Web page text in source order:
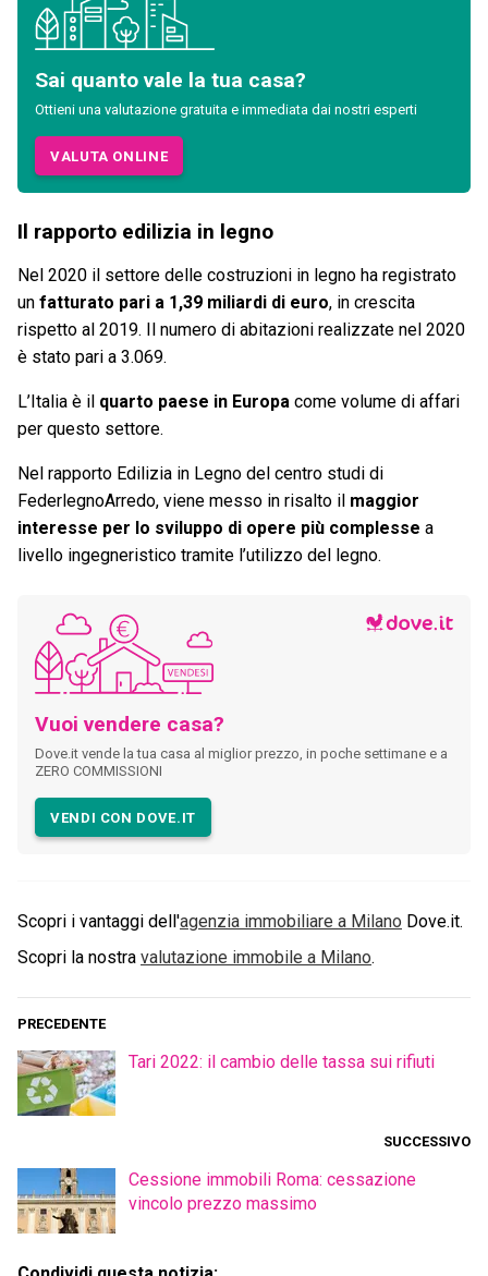
Sai quanto vale la tua casa?
Ottieni una valutazione gratuita e immediata dai nostri esperti
VALUTA ONLINE
Il rapporto edilizia in legno
Nel 2020 il settore delle costruzioni in legno ha registrato
un fatturato pari a 1,39 miliardi di euro, in crescita
rispetto al 2019. Il numero di abitazioni realizzate nel 2020
è stato pari a 3.069.
L’Italia è il quarto paese in Europa come volume di affari
per questo settore.
Nel rapporto Edilizia in Legno del centro studi di
FederlegnoArredo, viene messo in risalto il maggior
interesse per lo sviluppo di opere più complesse a
livello ingegneristico tramite l’utilizzo del legno.
Vuoi vendere casa?
Dove.it vende la tua casa al miglior prezzo, in poche settimane e a
ZERO COMMISSIONI
VENDI CON DOVE.IT
Scopri i vantaggi dell'agenzia immobiliare a Milano Dove.it.
Scopri la nostra valutazione immobile a Milano.
PRECEDENTE
Tari 2022: il cambio delle tassa sui rifiuti
SUCCESSIVO
Cessione immobili Roma: cessazione
vincolo prezzo massimo